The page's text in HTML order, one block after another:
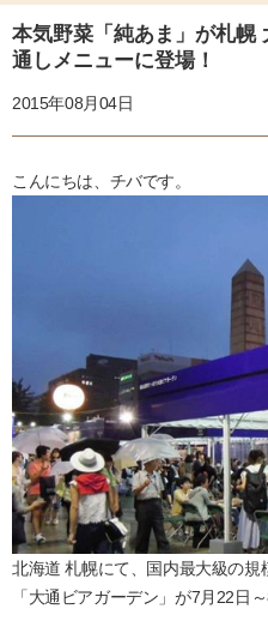
本気野菜「純あま」が札幌
通しメニューに登場！
2015年08月04日
こんにちは、チバです。
北海道 札幌にて、国内最大級の規
「大通ビアガーデン」が7月22日